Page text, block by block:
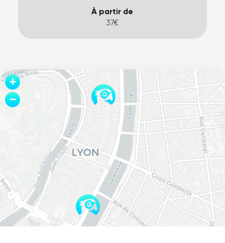
À partir de
37€
+
−